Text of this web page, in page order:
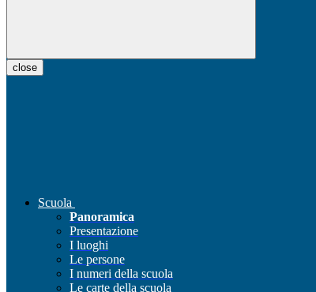
close
Scuola
Panoramica
Presentazione
I luoghi
Le persone
I numeri della scuola
Le carte della scuola